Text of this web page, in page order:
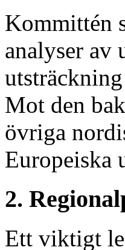
Kommittén
analyser av
Mot den
övriga
Europeiska
2.
Ett viktigt